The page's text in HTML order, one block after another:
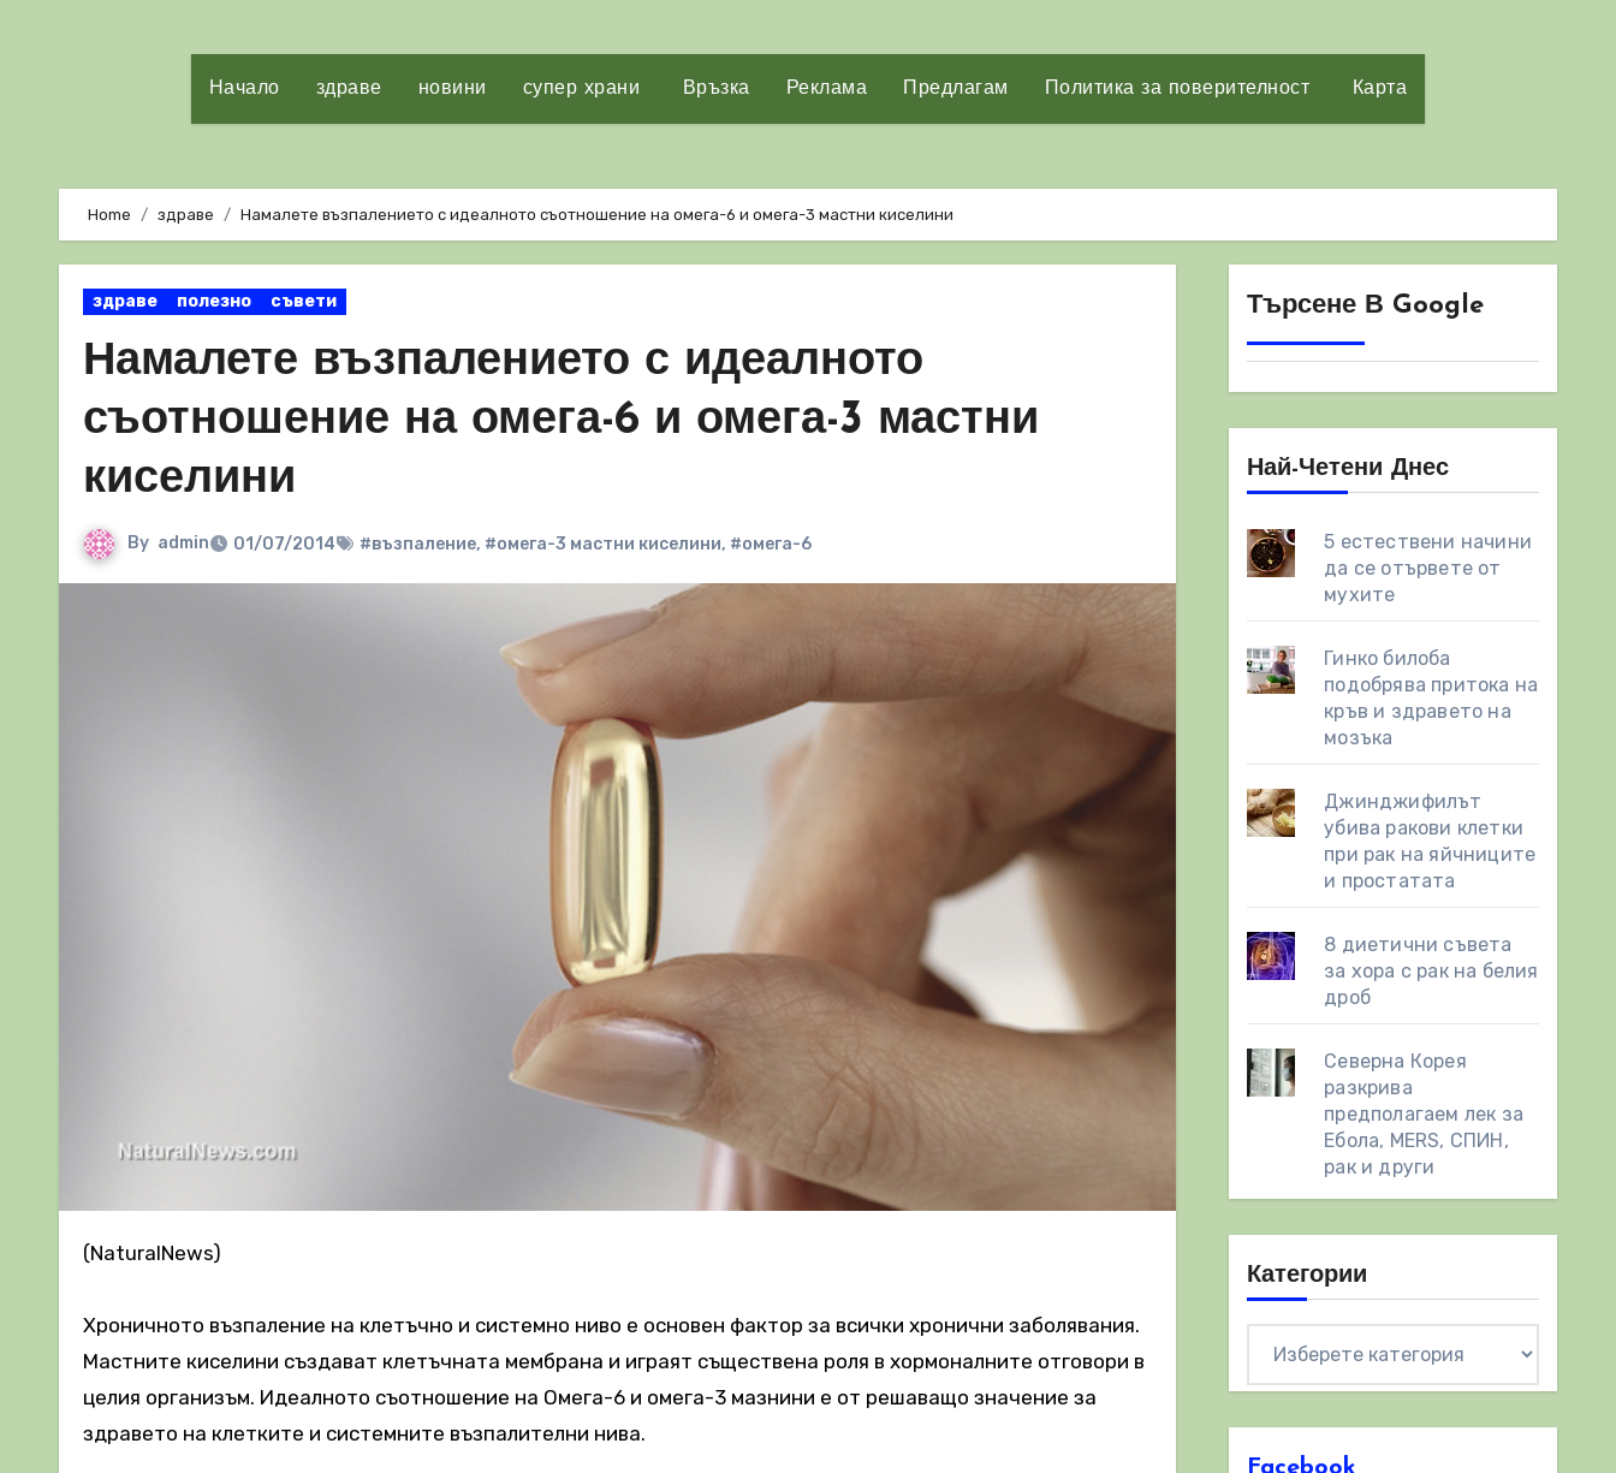
Начало здраве новини супер храни Връзка Реклама Предлагам Политика за поверителност Карта
Home здраве Намалете възпалението с идеалното съотношение на омега-6 и омега-3 мастни киселини
здраве полезно съвети
Намалете възпалението с идеалното
съотношение на омега-6 и омега-3 мастни
киселини
By admin 01/07/2014 #възпаление, #омега-3 мастни киселини, #омега-6
(NaturalNews)
Хроничното възпаление на клетъчно и системно ниво е основен фактор за всички хронични заболявания.
Мастните киселини създават клетъчната мембрана и играят съществена роля в хормоналните отговори в
целия организъм. Идеалното съотношение на Омега-6 и омега-3 мазнини е от решаващо значение за
здравето на клетките и системните възпалителни нива.
Търсене В Google
Най-Четени Днес
5 естествени начини
да се отървете от
мухите
Гинко билоба
подобрява притока на
кръв и здравето на
мозъка
Джинджифилът
убива ракови клетки
при рак на яйчниците
и простатата
8 диетични съвета
за хора с рак на белия
дроб
Северна Корея
разкрива
предполагаем лек за
Ебола, MERS, СПИН,
рак и други
Категории
Facebook